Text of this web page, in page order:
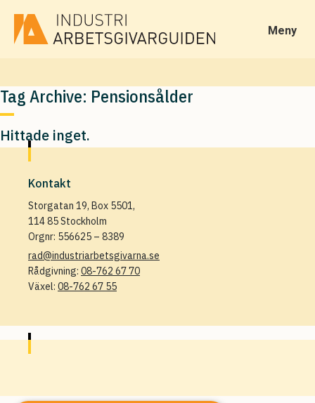
Meny
Tag Archive: Pensionsålder
Hittade inget.
Kontakt
Storgatan 19, Box 5501,
114 85 Stockholm
Orgnr: 556625 – 8389
rad@industriarbetsgivarna.se
Rådgivning: 08-762 67 70
Växel: 08-762 67 55